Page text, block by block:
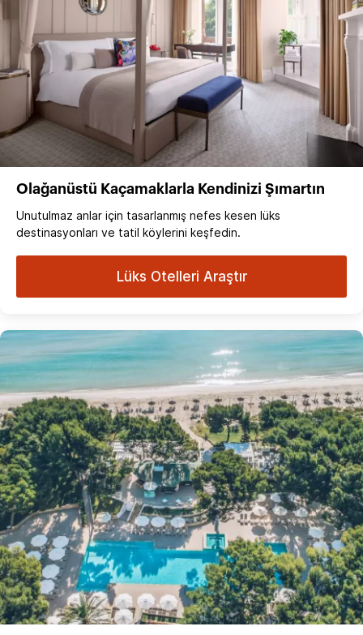
Olağanüstü Kaçamaklarla Kendinizi Şımartın
Unutulmaz anlar için tasarlanmış nefes kesen lüks
destinasyonları ve tatil köylerini keşfedin.
Lüks Otelleri Araştır